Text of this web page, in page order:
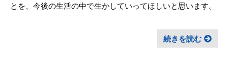
とを、今後の生活の中で生かしていってほしいと思います。
続きを読む